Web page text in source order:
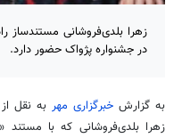
زهرا بلدی‌فروشانی مستندساز
در جشنواره پژواک حضور دارد.
به گزارش خبرگزاری مهر به نقل
زهرا بلدی‌فروشانی که با مستند